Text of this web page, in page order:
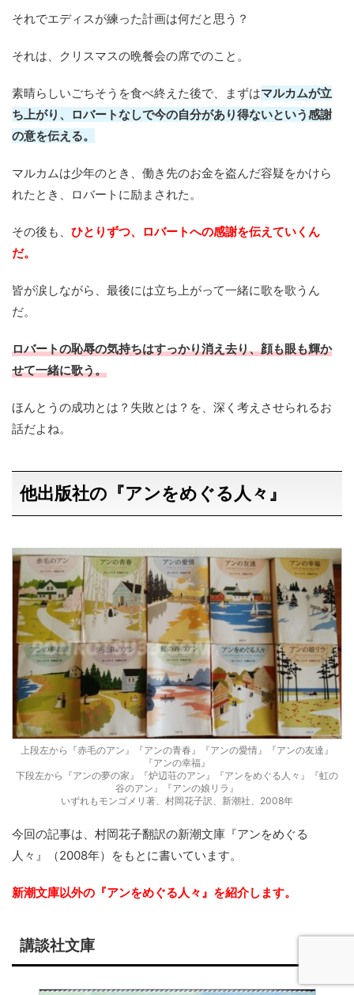
それでエディスが練った計画は何だと思う？
それは、クリスマスの晩餐会の席でのこと。
素晴らしいごちそうを食べ終えた後で、まずはマルカムが立
ち上がり、ロバートなしで今の自分があり得ないという感謝
の意を伝える。
マルカムは少年のとき、働き先のお金を盗んだ容疑をかけら
れたとき、ロバートに励まされた。
その後も、 ひとりずつ、ロバートへの感謝を伝えていくん
だ。
皆が涙しながら、最後には立ち上がって一緒に歌を歌うん
だ。
ロバートの恥辱の気持ちはすっかり消え去り、顔も眼も輝か
せて一緒に歌う。
ほんとうの成功とは？失敗とは？を、深く考えさせられるお
話だよね。
他出版社の『アンをめぐる人々』
上段左から『赤毛のアン』『アンの青春』『アンの愛情』『アンの友達』
『アンの幸福』
下段左から『アンの夢の家』『炉辺荘のアン』『アンをめぐる人々』『虹の
谷のアン』『アンの娘リラ』
いずれもモンゴメリ著、村岡花子訳、新潮社、2008年
今回の記事は、村岡花子翻訳の新潮文庫『アンをめぐる
人々』（2008年）をもとに書いています。
新潮文庫以外の『アンをめぐる人々』を紹介します。
講談社文庫